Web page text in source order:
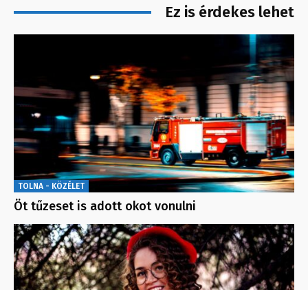
Ez is érdekes lehet
TOLNA - KÖZÉLET
Öt tűzeset is adott okot vonulni